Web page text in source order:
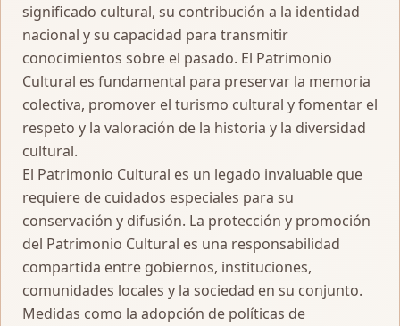
significado cultural, su contribución a la identidad
nacional y su capacidad para transmitir
conocimientos sobre el pasado. El Patrimonio
Cultural es fundamental para preservar la memoria
colectiva, promover el turismo cultural y fomentar el
respeto y la valoración de la historia y la diversidad
cultural.
El Patrimonio Cultural es un legado invaluable que
requiere de cuidados especiales para su
conservación y difusión. La protección y promoción
del Patrimonio Cultural es una responsabilidad
compartida entre gobiernos, instituciones,
comunidades locales y la sociedad en su conjunto.
Medidas como la adopción de políticas de